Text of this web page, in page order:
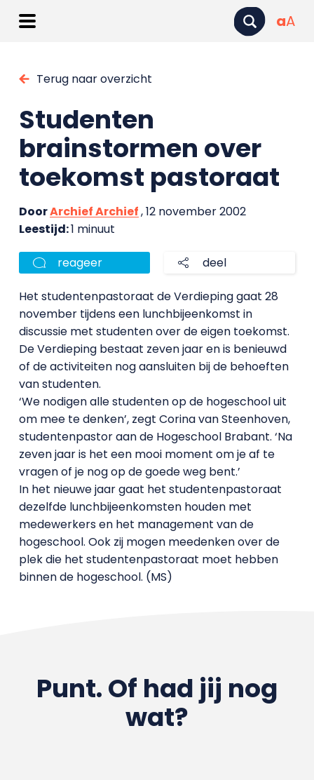
aA
Terug naar overzicht
Studenten
brainstormen over
toekomst pastoraat
DoorArchief Archief, 12 november 2002
Leestijd:1 minuut
reageer deel
Het studentenpastoraat de Verdieping gaat 28
november tijdens een lunchbijeenkomst in
discussie met studenten over de eigen toekomst.
De Verdieping bestaat zeven jaar en is benieuwd
of de activiteiten nog aansluiten bij de behoeften
van studenten.
‘We nodigen alle studenten op de hogeschool uit
om mee te denken’, zegt Corina van Steenhoven,
studentenpastor aan de Hogeschool Brabant. ‘Na
zeven jaar is het een mooi moment om je af te
vragen of je nog op de goede weg bent.’
In het nieuwe jaar gaat het studentenpastoraat
dezelfde lunchbijeenkomsten houden met
medewerkers en het management van de
hogeschool. Ook zij mogen meedenken over de
plek die het studentenpastoraat moet hebben
binnen de hogeschool. (MS)
Punt. Of had jij nog
wat?